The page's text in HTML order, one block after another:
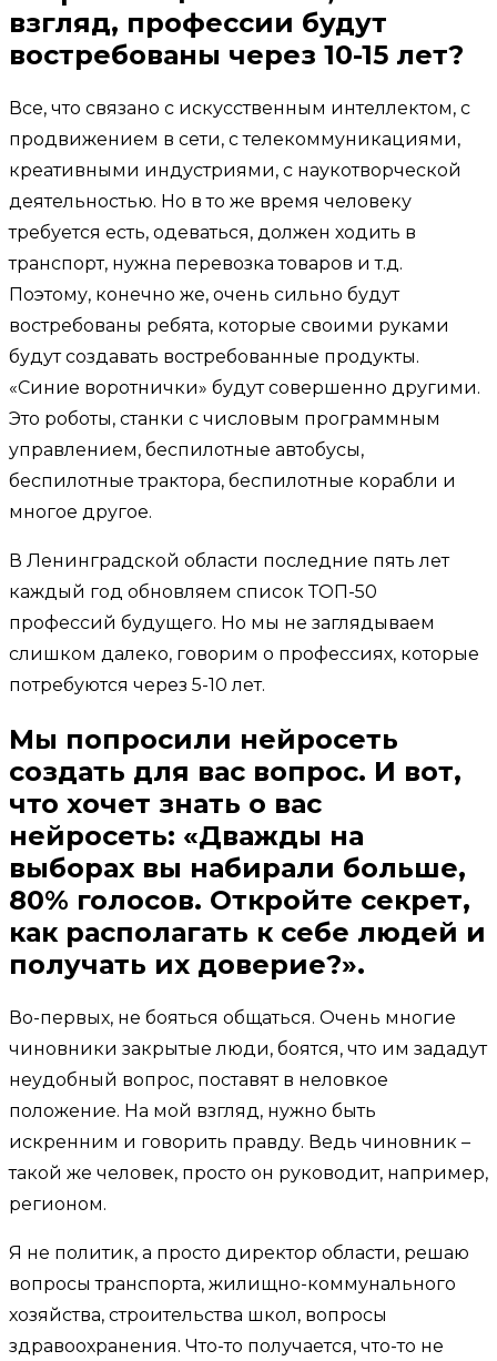
взгляд, профессии будут
востребованы через 10-15 лет?
Все, что связано с искусственным интеллектом, с
продвижением в сети, с телекоммуникациями,
креативными индустриями, с наукотворческой
деятельностью. Но в то же время человеку
требуется есть, одеваться, должен ходить в
транспорт, нужна перевозка товаров и т.д.
Поэтому, конечно же, очень сильно будут
востребованы ребята, которые своими руками
будут создавать востребованные продукты.
«Синие воротнички» будут совершенно другими.
Это роботы, станки с числовым программным
управлением, беспилотные автобусы,
беспилотные трактора, беспилотные корабли и
многое другое.
В Ленинградской области последние пять лет
каждый год обновляем список ТОП-50
профессий будущего. Но мы не заглядываем
слишком далеко, говорим о профессиях, которые
потребуются через 5-10 лет.
Мы попросили нейросеть
создать для вас вопрос. И вот,
что хочет знать о вас
нейросеть: «Дважды на
выборах вы набирали больше,
80% голосов. Откройте секрет,
как располагать к себе людей и
получать их доверие?».
Во-первых, не бояться общаться. Очень многие
чиновники закрытые люди, боятся, что им зададут
неудобный вопрос, поставят в неловкое
положение. На мой взгляд, нужно быть
искренним и говорить правду. Ведь чиновник –
такой же человек, просто он руководит, например,
регионом.
Я не политик, а просто директор области, решаю
вопросы транспорта, жилищно-коммунального
хозяйства, строительства школ, вопросы
здравоохранения. Что-то получается, что-то не